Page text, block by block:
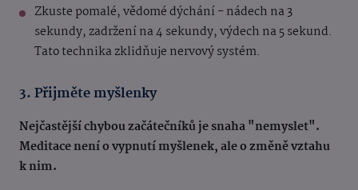
Zkuste pomalé, vědomé dýchání - nádech na 3
sekundy, zadržení na 4 sekundy, výdech na 5 sekund.
Tato technika zklidňuje nervový systém.
3. Přijměte myšlenky
Nejčastější chybou začátečníků je snaha "nemyslet".
Meditace není o vypnutí myšlenek, ale o změně vztahu
k nim.